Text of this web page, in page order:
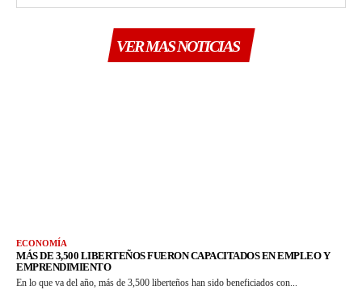
VER MAS NOTICIAS
ECONOMÍA
MÁS DE 3,500 LIBERTEÑOS FUERON CAPACITADOS EN EMPLEO Y
EMPRENDIMIENTO
En lo que va del año, más de 3,500 liberteños han sido beneficiados con...